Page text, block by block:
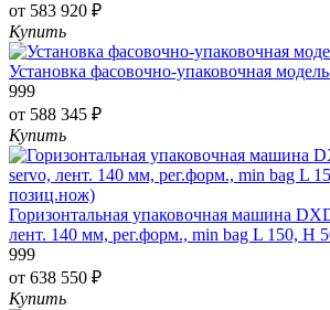
от 583 920 ₽
Купить
Установка фасовочно-упаковочная
999
от 588 345 ₽
Купить
Горизонтальная упаковочная машина
лент. 140 мм, рег.форм., min bag L 150, H
999
от 638 550 ₽
Купить